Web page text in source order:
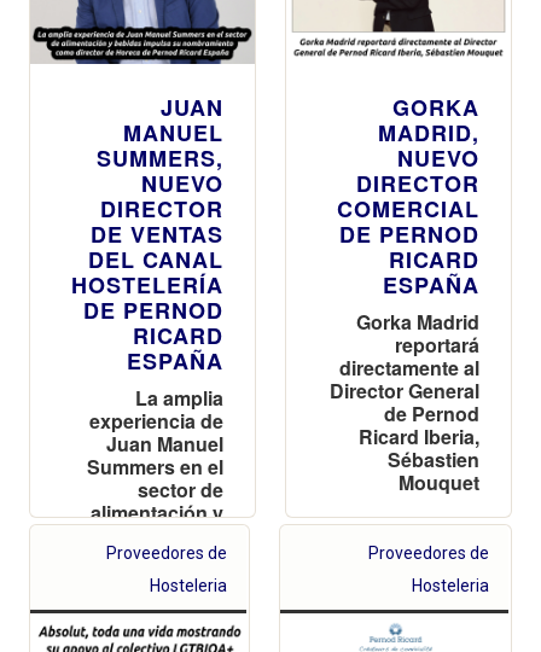
JUAN
MANUEL
SUMMERS,
NUEVO
DIRECTOR
DE VENTAS
DEL CANAL
HOSTELERÍA
DE PERNOD
RICARD
ESPAÑA
La amplia
experiencia de
Juan Manuel
Summers en el
sector de
alimentación y
impulsa su
nombramiento
como director
de Horeca de
GORKA
MADRID,
NUEVO
DIRECTOR
COMERCIAL
DE PERNOD
RICARD
ESPAÑA
Gorka Madrid
reportará
directamente al
Director General
de Pernod
Ricard Iberia,
Sébastien
Mouquet
Proveedores de
Hosteleria
Proveedores de
Hosteleria